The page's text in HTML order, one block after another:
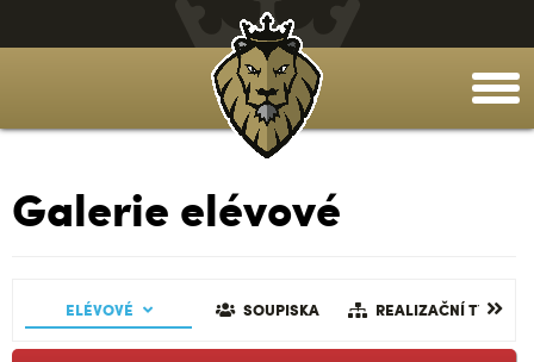
Galerie elévové
ELÉVOVÉ
TÝM GALERIE SOUPISKA REALIZAČNÍ TÝM